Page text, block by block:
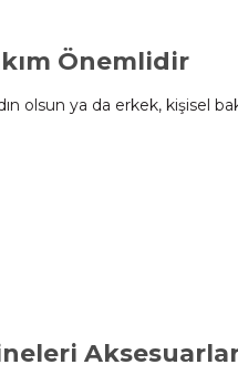
Önemlidir
olsun ya da erkek, kişisel